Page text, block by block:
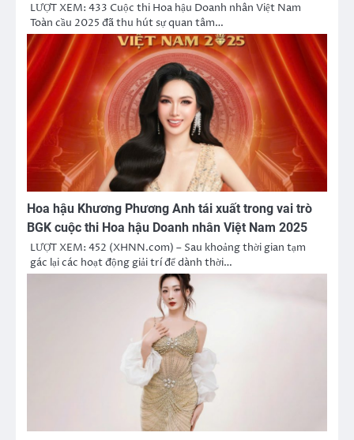
LƯỢT XEM: 433 Cuộc thi Hoa hậu Doanh nhân Việt Nam
Toàn cầu 2025 đã thu hút sự quan tâm…
Hoa hậu Khương Phương Anh tái xuất trong vai trò
BGK cuộc thi Hoa hậu Doanh nhân Việt Nam 2025
LƯỢT XEM: 452 (XHNN.com) – Sau khoảng thời gian tạm
gác lại các hoạt động giải trí để dành thời…